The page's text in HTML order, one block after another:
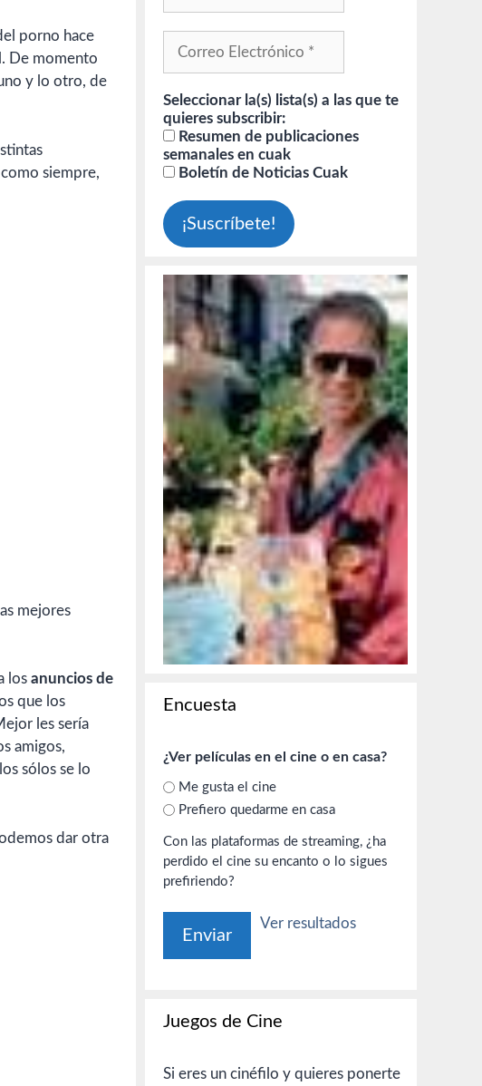
porno hace
De momento
y lo otro, de
siempre,
mejores
los anuncios de
que los
les sería
amigos,
sólos se lo
dar otra
Seleccionar la(s) lista(s) a las que te
quieres subscribir:
Resumen de publicaciones
semanales en cuak
Boletín de Noticias Cuak
Encuesta
¿Ver películas en el cine o en casa?
Me gusta el cine
Prefiero quedarme en casa
Con las plataformas de streaming, ¿ha
perdido el cine su encanto o lo sigues
prefiriendo?
Ver resultados
Juegos de Cine
Si eres un cinéfilo y quieres ponerte